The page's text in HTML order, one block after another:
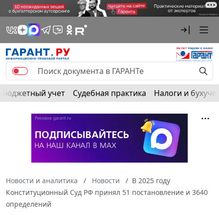
Бюджетный учет Судебная практика Налоги и
Новости и аналитика Новости
В 2025 году
Конституционный Суд РФ принял 51 постановление и 3640
определений